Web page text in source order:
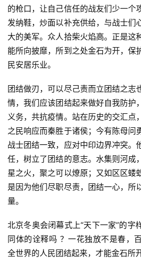
的枪口，让自己信任的战友们少一个
发纳鞋，炒面以补充供给，与战士们
大的美军。众人拾柴火焰高。正是这
能所向披靡，所到之处金石为开，保
民安居乐业。
团结做刃，可以尽己责而立团结之志
情，我们应该团结起来做好自我防护
义务，共抗疫情。站在历史的交汇点
之民响应而秦胜于诸侯；今有陈母问
战士团结一致，应对中印边界冲突。
任，树立了团结的意志。水集则河成
星之火，聚之可以燎原；又如区区蝼
是因为他们尽职尽责，团结一心，所
量。
北京冬奥会闭幕式上“天下一家”的字
同体的诠释吗 ？一花独放不是春，
全世界的人民团结起来，才能金石所